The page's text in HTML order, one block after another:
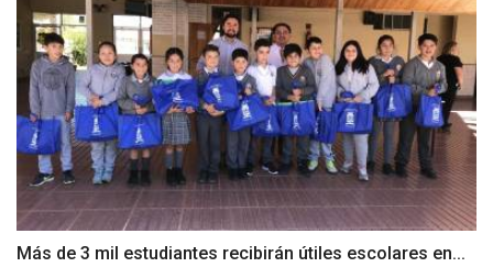
Más de 3 mil estudiantes recibirán útiles escolares en...